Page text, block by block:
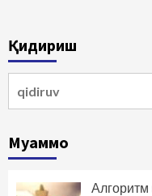
Қидириш
Муаммо
Алгоритм